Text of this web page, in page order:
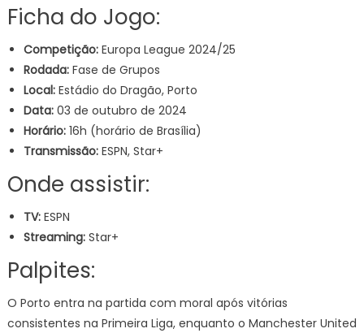
Ficha do Jogo:
Competição:Europa League 2024/25
Rodada:Fase de Grupos
Local:Estádio do Dragão, Porto
Data:03 de outubro de 2024
Horário:16h (horário de Brasília)
Transmissão:ESPN, Star+
Onde assistir:
TV:ESPN
Streaming:Star+
Palpites:
O Porto entra na partida com moral após vitórias
consistentes na Primeira Liga, enquanto o Manchester United